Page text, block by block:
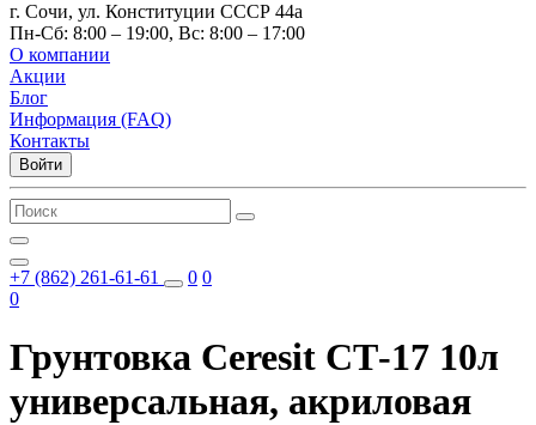
г. Сочи, ул. Конституции СССР 44а
Пн-Сб: 8:00 – 19:00, Вс: 8:00 – 17:00
О компании
Акции
Блог
Информация (FAQ)
Контакты
Войти
+7 (862) 261-61-61 0 0
0
Грунтовка Ceresit СТ-17 10л
универсальная, акриловая